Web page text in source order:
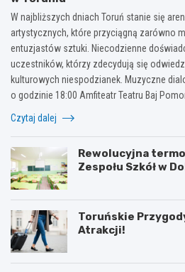
W najbliższych dniach Toruń stanie się
artystycznych, które przyciągną zarówno
entuzjastów sztuki. Niecodzienne
uczestników, którzy zdecydują się
kulturowych niespodzianek. Muzyczne
o godzinie 18:00 Amfiteatr Teatru Baj
Czytaj dalej
Rewolucyjna
Zespołu Szkół w
Toruńskie
Atrakcji!